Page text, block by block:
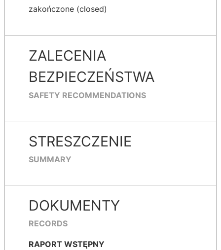
zakończone (closed)
ZALECENIA
BEZPIECZEŃSTWA
SAFETY RECOMMENDATIONS
STRESZCZENIE
SUMMARY
DOKUMENTY
RECORDS
RAPORT WSTĘPNY